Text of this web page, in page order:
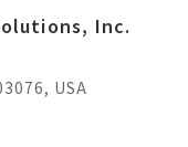
Inc.
USA